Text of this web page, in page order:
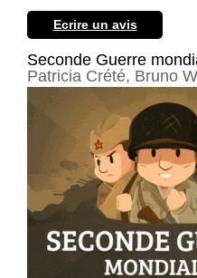
Ecrire un avis
Seconde Guerre
Patricia Crété, Bruno